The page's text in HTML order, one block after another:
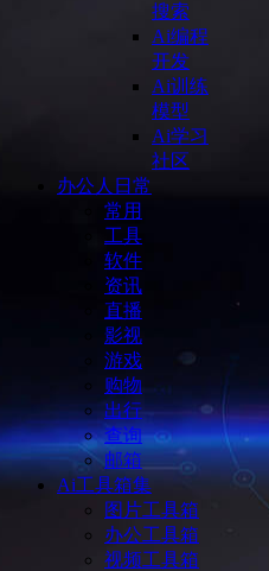
搜索
Ai编程
开发
Ai训练
模型
Ai学习
社区
办公人日常
常用
工具
软件
资讯
直播
影视
游戏
购物
出行
查询
邮箱
Ai工具箱集
图片工具箱
办公工具箱
视频工具箱